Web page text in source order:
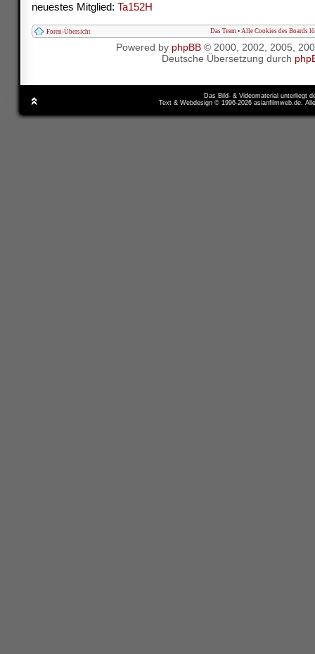
neuestes Mitglied: Ta152H
Foren-Übersicht Das Team • Alle Cookies des Boards
Powered by phpBB© 2000, 2002, 2005,
Deutsche Übersetzung durch
Das Bild- & Videomaterial unterliegt
Text & Webdesign © 1996-2026 asianfilmweb.de.